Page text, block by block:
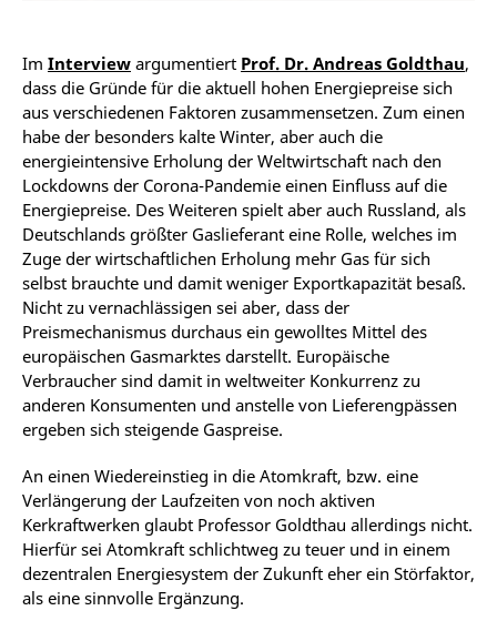
Im Interview argumentiert Prof. Dr. Andreas Goldthau,
dass die Gründe für die aktuell hohen Energiepreise sich
aus verschiedenen Faktoren zusammensetzen. Zum einen
habe der besonders kalte Winter, aber auch die
energieintensive Erholung der Weltwirtschaft nach den
Lockdowns der Corona-Pandemie einen Einfluss auf die
Energiepreise. Des Weiteren spielt aber auch Russland, als
Deutschlands größter Gaslieferant eine Rolle, welches im
Zuge der wirtschaftlichen Erholung mehr Gas für sich
selbst brauchte und damit weniger Exportkapazität besaß.
Nicht zu vernachlässigen sei aber, dass der
Preismechanismus durchaus ein gewolltes Mittel des
europäischen Gasmarktes darstellt. Europäische
Verbraucher sind damit in weltweiter Konkurrenz zu
anderen Konsumenten und anstelle von Lieferengpässen
ergeben sich steigende Gaspreise.
An einen Wiedereinstieg in die Atomkraft, bzw. eine
Verlängerung der Laufzeiten von noch aktiven
Kerkraftwerken glaubt Professor Goldthau allerdings nicht.
Hierfür sei Atomkraft schlichtweg zu teuer und in einem
dezentralen Energiesystem der Zukunft eher ein Störfaktor,
als eine sinnvolle Ergänzung.